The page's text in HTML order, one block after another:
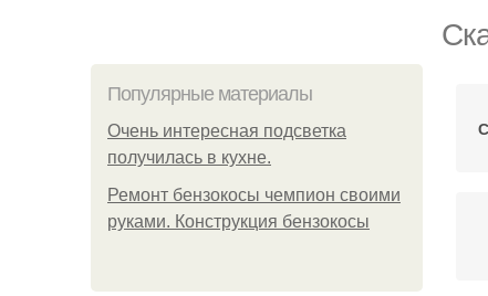
Популярные материалы
Очень интересная подсветка
получилась в кухне.
Ремонт бензокосы чемпион своими
руками. Конструкция бензокосы